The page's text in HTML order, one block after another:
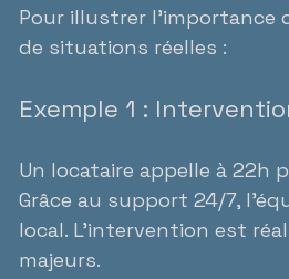
Pour illustrer
de situations réelles :
Exemple 1 :
Un locataire appelle à 22h
Grâce au support 24/7,
local. L’intervention est
majeurs.